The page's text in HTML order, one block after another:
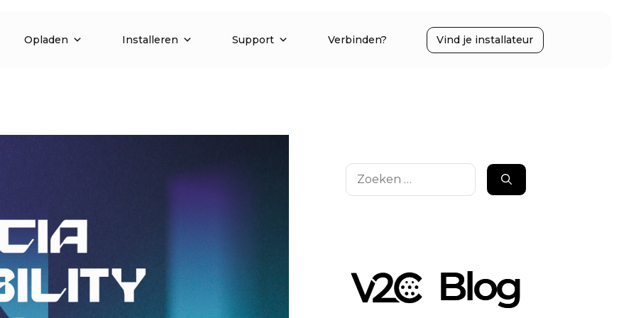
Opladen Installeren Support Verbinden? Vind je installateur
Zoek
naar: